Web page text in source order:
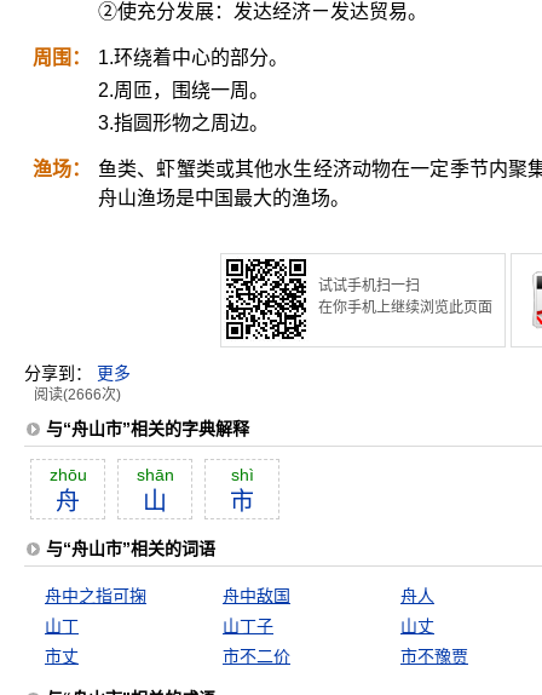
②使充分发展：发达经济ㄧ发达贸易。
周围：
1.环绕着中心的部分。
2.周匝，围绕一周。
3.指圆形物之周边。
渔场：
鱼类、虾蟹类或其他水生经济动物在一定季节内聚
舟山渔场是中国最大的渔场。
试试手机扫一扫
在你手机上继续浏览此页面
分享到： 更多
阅读(2666次)
与“舟山市”相关的字典解释
zhōu
舟
shān
山
shì
市
与“舟山市”相关的词语
舟中之指可掬 舟中敌国
舟人
山丁
山丁子
山丈
市丈
市不二价 市不豫贾